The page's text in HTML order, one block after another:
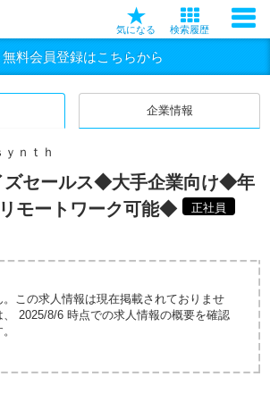
気になる 検索履歴
無料会員登録はこちらから
企業情報
ｎｔｈ
ズセールス◆大手企業向け◆年
モートワーク可能◆
正社員
この求人情報は現在掲載されておりませ
2025/8/6 時点での求人情報の概要を確認